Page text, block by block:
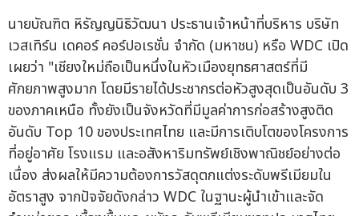
นายบัณฑิต หิรัญญนิธิวัฒนา ประธานเจ้าหน้าที่บริหาร บริษัท
เวสเทิร์น เดคอร์ คอร์ปอเรชั่น จำกัด (มหาชน) หรือ WDC เปิด
เผยว่า "เชียงใหม่ถือเป็นหนึ่งในหัวเมืองยุทธศาสตร์ที่มี
ศักยภาพสูงมาก โดยมีรายได้ประชากรต่อหัวสูงสุดเป็นอันดับ 3
ของภาคเหนือ ทั้งยังเป็นจังหวัดที่มีมูลค่าการก่อสร้างสูงติด
อันดับ Top 10 ของประเทศไทย และมีการเติบโตของโครงการ
ที่อยู่อาศัย โรงแรม และอสังหาริมทรัพย์เชิงพาณิชย์อย่างต่อ
เนื่อง ส่งผลให้มีความต้องการวัสดุตกแต่งระดับพรีเมียมใน
อัตราสูง จากปัจจัยดังกล่าว WDC ในฐานะผู้นำเข้าและจัด